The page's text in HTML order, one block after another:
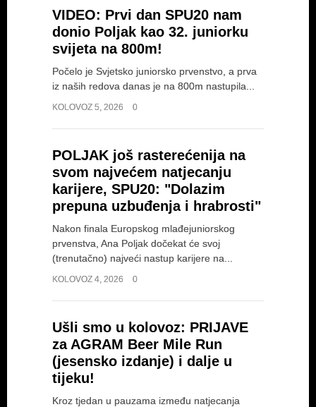
VIDEO: Prvi dan SPU20 nam
donio Poljak kao 32. juniorku
svijeta na 800m!
Počelo je Svjetsko juniorsko prvenstvo, a prva
iz naših redova danas je na 800m nastupila...
KOLOVOZ 5, 2026 0
POLJAK još rasterećenija na
svom najvećem natjecanju
karijere, SPU20: "Dolazim
prepuna uzbuđenja i hrabrosti"
Nakon finala Europskog mlađejuniorskog
prvenstva, Ana Poljak dočekat će svoj
(trenutačno) najveći nastup karijere na...
KOLOVOZ 4, 2026 0
Ušli smo u kolovoz: PRIJAVE
za AGRAM Beer Mile Run
(jesensko izdanje) i dalje u
tijeku!
Kroz tjedan u pauzama između natjecanja